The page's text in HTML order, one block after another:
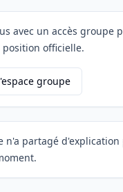
avec un accès groupe
officielle.
groupe
n'a partagé d'explication